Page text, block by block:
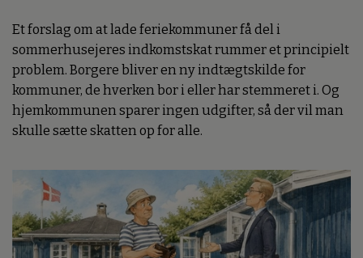
Et forslag om at lade feriekommuner få del i
sommerhusejeres indkomstskat rummer et principielt
problem. Borgere bliver en ny indtægtskilde for
kommuner, de hverken bor i eller har stemmeret i. Og
hjemkommunen sparer ingen udgifter, så der vil man
skulle sætte skatten op for alle.